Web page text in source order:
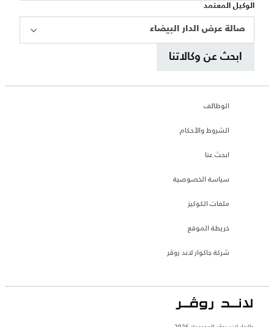
الوكيل المعتمد
صالة عرض الدار البيضاء
ابحث عن وكالاتنا
الوظائف
الشروط والأحكام
ابحث عنا
سياسة الخصوصية
ملفات الكوكيز
خريطة الموقع
شركة جاكوار لاند روڤر